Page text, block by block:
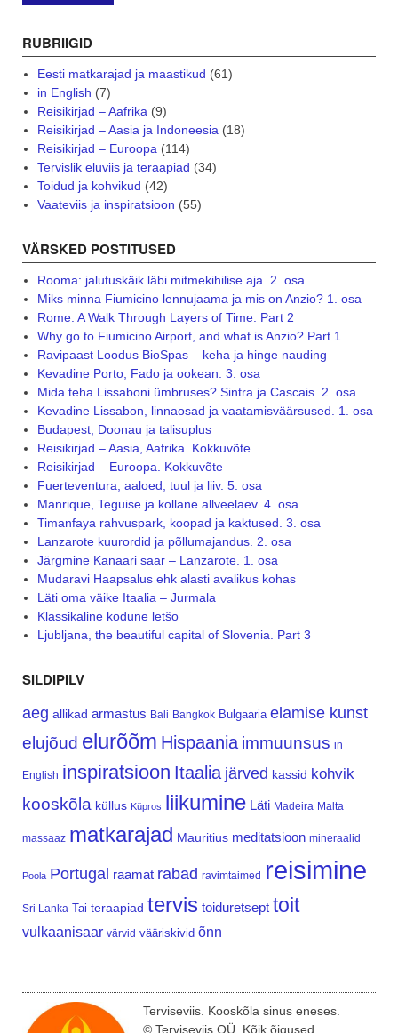
RUBRIIGID
Eesti matkarajad ja maastikud (61)
in English (7)
Reisikirjad – Aafrika (9)
Reisikirjad – Aasia ja Indoneesia (18)
Reisikirjad – Euroopa (114)
Tervislik eluviis ja teraapiad (34)
Toidud ja kohvikud (42)
Vaateviis ja inspiratsioon (55)
VÄRSKED POSTITUSED
Rooma: jalutuskäik läbi mitmekihilise aja. 2. osa
Miks minna Fiumicino lennujaama ja mis on Anzio? 1. osa
Rome: A Walk Through Layers of Time. Part 2
Why go to Fiumicino Airport, and what is Anzio? Part 1
Ravipaast Loodus BioSpas – keha ja hinge nauding
Kevadine Porto, Fado ja ookean. 3. osa
Mida teha Lissaboni ümbruses? Sintra ja Cascais. 2. osa
Kevadine Lissabon, linnaosad ja vaatamisväärsused. 1. osa
Budapest, Doonau ja talisuplus
Reisikirjad – Aasia, Aafrika. Kokkuvõte
Reisikirjad – Euroopa. Kokkuvõte
Fuerteventura, aaloed, tuul ja liiv. 5. osa
Manrique, Teguise ja kollane allveelaev. 4. osa
Timanfaya rahvuspark, koopad ja kaktused. 3. osa
Lanzarote kuurordid ja põllumajandus. 2. osa
Järgmine Kanaari saar – Lanzarote. 1. osa
Mudaravi Haapsalus ehk alasti avalikus kohas
Läti oma väike Itaalia – Jurmala
Klassikaline kodune letšo
Ljubljana, the beautiful capital of Slovenia. Part 3
SILDIPILV
aeg allikad armastus Bali Bangkok Bulgaaria elamise kunst
elujõud elurõõm Hispaania immuunsus in
English inspiratsioon Itaalia järved kassid kohvik
kooskõla küllus Küpros liikumine Läti Madeira Malta
massaaz matkarajad Mauritius meditatsioon mineraalid
Poola Portugal raamat rabad ravimtaimed reisimine
Sri Lanka Tai teraapiad tervis toiduretsept toit
vulkaanisaar värvid vääriskivid õnn
Terviseviis. Kooskõla sinus eneses.
© Terviseviis OÜ. Kõik õigused